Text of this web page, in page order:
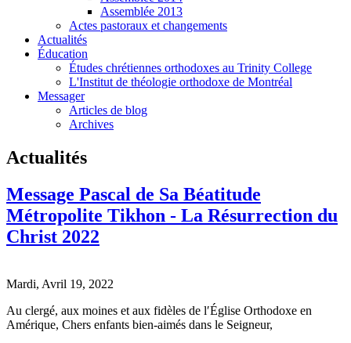
Assemblée 2013
Actes pastoraux et changements
Actualités
Éducation
Études chrétiennes orthodoxes au Trinity College
L'Institut de théologie orthodoxe de Montréal
Messager
Articles de blog
Archives
Actualités
Message Pascal de Sa Béatitude
Métropolite Tikhon - La Résurrection du
Christ 2022
Mardi, Avril 19, 2022
Au clergé, aux moines et aux fidèles de lʹÉglise Orthodoxe en
Amérique, Chers enfants bien-aimés dans le Seigneur,